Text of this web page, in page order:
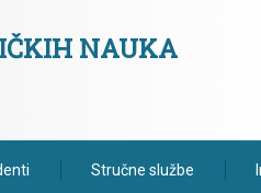
NAUKA
Stručne službe